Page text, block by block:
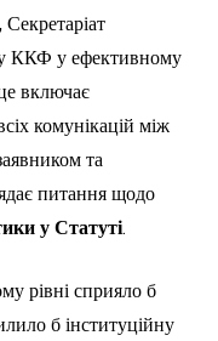
ККФ у ефективному
включає
комунікацій між
та
питання щодо
у Статуті.
рівні сприяло б
б інституційну